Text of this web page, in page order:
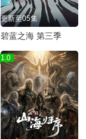
更新至05集
碧蓝之海 第三季
1.0